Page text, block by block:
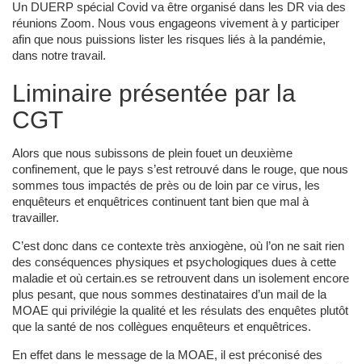
Un DUERP spécial Covid va être organisé dans les DR via des
réunions Zoom. Nous vous engageons vivement à y participer
afin que nous puissions lister les risques liés à la pandémie,
dans notre travail.
Liminaire présentée par la
CGT
Alors que nous subissons de plein fouet un deuxième
confinement, que le pays s’est retrouvé dans le rouge, que nous
sommes tous impactés de près ou de loin par ce virus, les
enquêteurs et enquêtrices continuent tant bien que mal à
travailler.
C’est donc dans ce contexte très anxiogène, où l’on ne sait rien
des conséquences physiques et psychologiques dues à cette
maladie et où certain.es se retrouvent dans un isolement encore
plus pesant, que nous sommes destinataires d’un mail de la
MOAE qui privilégie la qualité et les résulats des enquêtes plutôt
que la santé de nos collègues enquêteurs et enquêtrices.
En effet dans le message de la MOAE, il est préconisé des